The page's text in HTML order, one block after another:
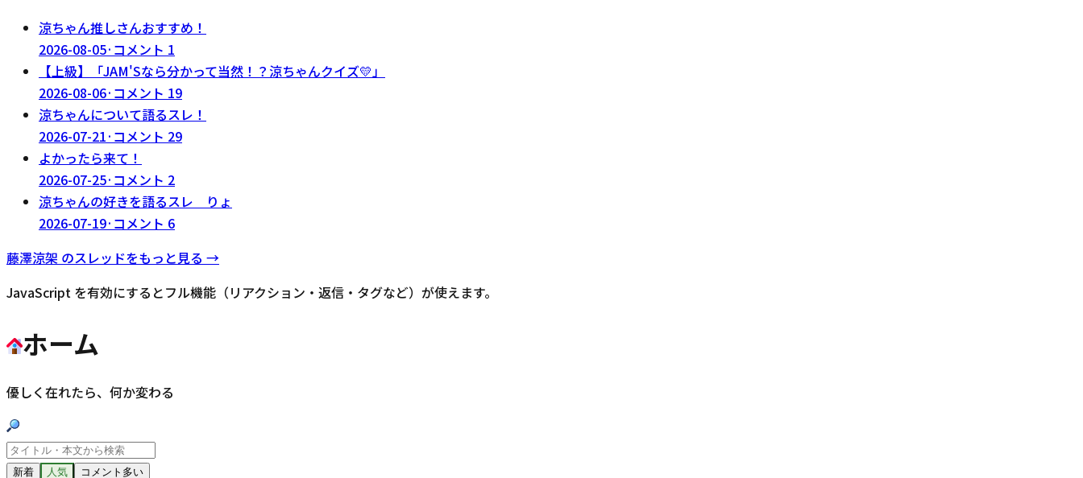
涼ちゃん推しさんおすすめ！
2026-08-05· コメント 1
【上級】「JAM'Sなら分かって当然！？涼ちゃんクイズ💛」
2026-08-06· コメント 19
涼ちゃんについて語るスレ！
2026-07-21· コメント 29
よかったら来て！
2026-07-25· コメント 2
涼ちゃんの好きを語るスレ りょ
2026-07-19· コメント 6
藤澤涼架 のスレッドをもっと見る →
JavaScript を有効にするとフル機能（リアクション・返信・タグなど）が使えます。
ホーム
優しく在れたら、何か変わる
新着 人気 コメント多い